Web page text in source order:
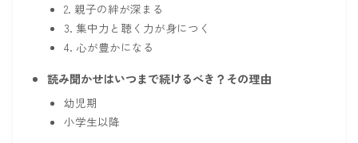
2. 親子の絆が深まる
3. 集中力と聴く力が身につく
4. 心が豊かになる
読み聞かせはいつまで続けるべき？その理由
幼児期
小学生以降